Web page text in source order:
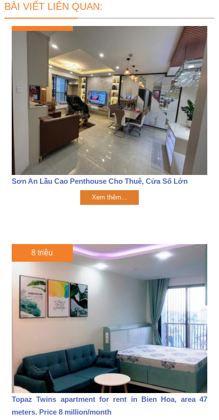
BÀI VIẾT LIÊN QUAN:
Sơn An Lầu Cao Penthouse Cho Thuê, Cửa Sổ Lớn
Xem thêm...
8 triệu
Topaz Twins apartment for rent in Bien Hoa, area 47
meters. Price 8 million/month